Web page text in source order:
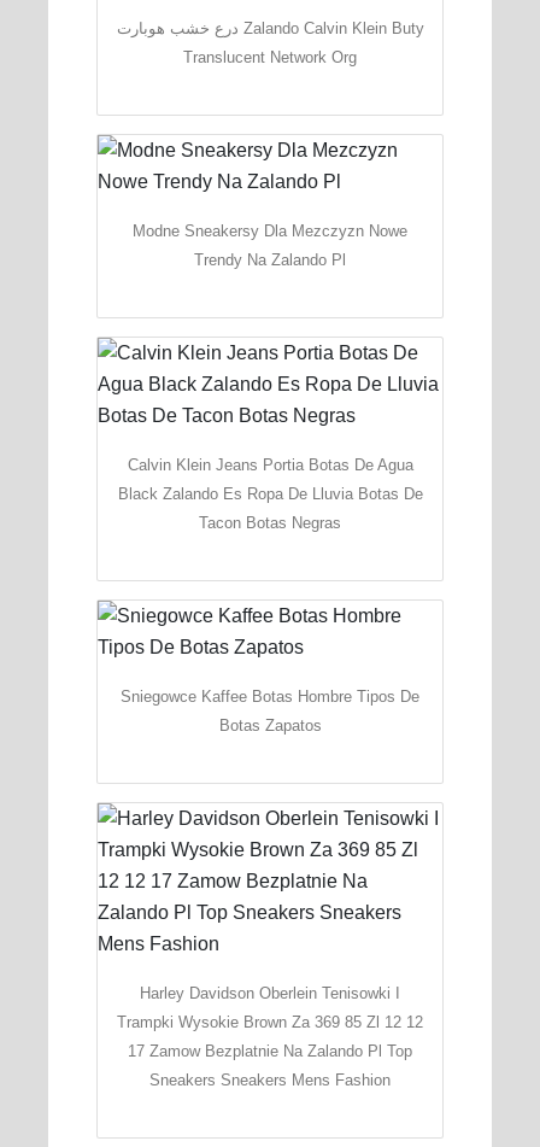
درع خشب هوبارت Zalando Calvin Klein Buty
Translucent Network Org
Modne Sneakersy Dla Mezczyzn Nowe
Trendy Na Zalando Pl
Calvin Klein Jeans Portia Botas De Agua
Black Zalando Es Ropa De Lluvia Botas De
Tacon Botas Negras
Sniegowce Kaffee Botas Hombre Tipos De
Botas Zapatos
Harley Davidson Oberlein Tenisowki I
Trampki Wysokie Brown Za 369 85 Zl 12 12
17 Zamow Bezplatnie Na Zalando Pl Top
Sneakers Sneakers Mens Fashion